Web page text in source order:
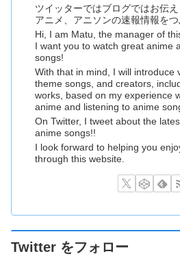
ツイッターではブログではお伝
アニメ、アニソンの速報情報をつ
Hi, I am Matu, the manager of
I want you to watch great anime
songs!
With that in mind, I will introduce
theme songs, and creators,
works, based on my experience
anime and listening to anime
On Twitter, I tweet about the
anime songs!!
I look forward to helping you
through this website.
Twitter をフォロー